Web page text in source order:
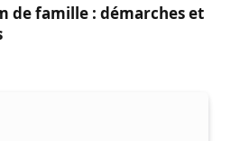
de famille : démarches et